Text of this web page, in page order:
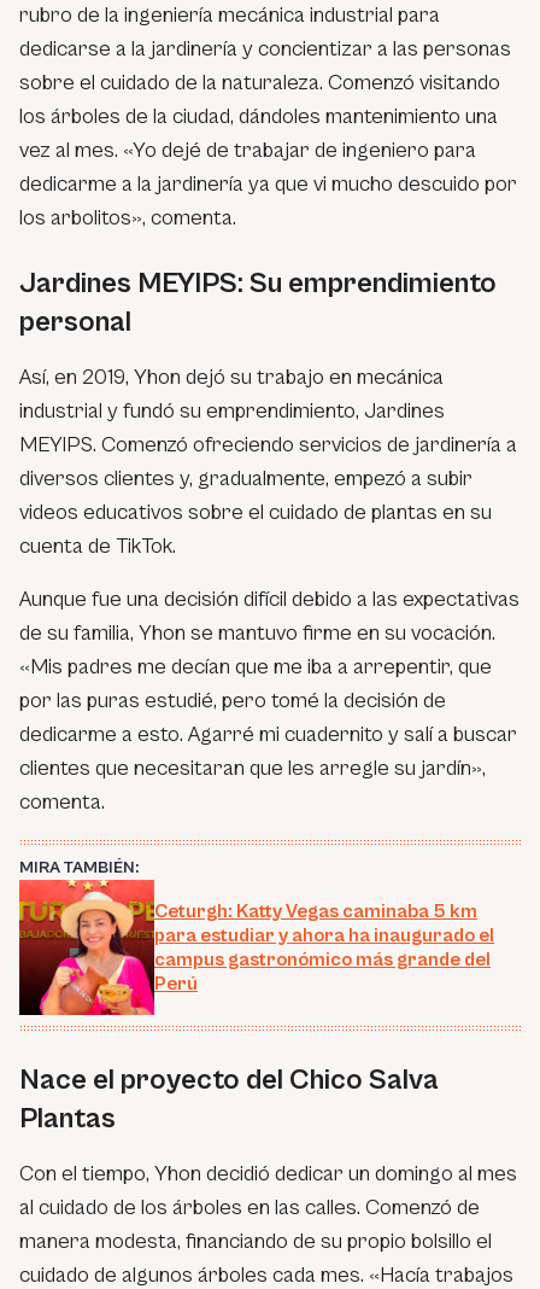
rubro de la ingeniería mecánica industrial para
dedicarse a la jardinería y concientizar a las personas
sobre el cuidado de la naturaleza. Comenzó visitando
los árboles de la ciudad, dándoles mantenimiento una
vez al mes. «Yo dejé de trabajar de ingeniero para
dedicarme a la jardinería ya que vi mucho descuido por
los arbolitos», comenta.
Jardines MEYIPS: Su emprendimiento
personal
Así, en 2019, Yhon dejó su trabajo en mecánica
industrial y fundó su emprendimiento, Jardines
MEYIPS. Comenzó ofreciendo servicios de jardinería a
diversos clientes y, gradualmente, empezó a subir
videos educativos sobre el cuidado de plantas en su
cuenta de TikTok.
Aunque fue una decisión difícil debido a las expectativas
de su familia, Yhon se mantuvo firme en su vocación.
«Mis padres me decían que me iba a arrepentir, que
por las puras estudié, pero tomé la decisión de
dedicarme a esto. Agarré mi cuadernito y salí a buscar
clientes que necesitaran que les arregle su jardín»,
comenta.
MIRA TAMBIÉN:
Ceturgh: Katty Vegas caminaba 5 km
para estudiar y ahora ha inaugurado el
campus gastronómico más grande del
Perú
Nace el proyecto del Chico Salva
Plantas
Con el tiempo, Yhon decidió dedicar un domingo al mes
al cuidado de los árboles en las calles. Comenzó de
manera modesta, financiando de su propio bolsillo el
cuidado de algunos árboles cada mes. «Hacía trabajos